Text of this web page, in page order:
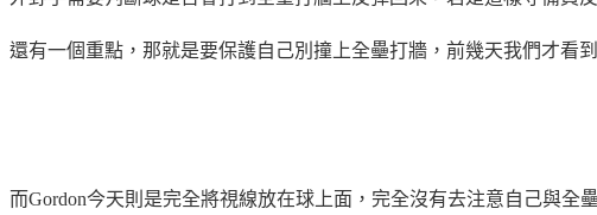
還有一個重點，那就是要保護自己別撞上全壘打牆，前幾天我們才看
而Gordon今天則是完全將視線放在球上面，完全沒有去注意自己與